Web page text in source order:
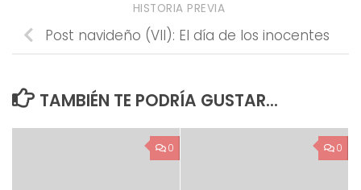
HISTORIA PREVIA
Post navideño (VII): El día de los inocentes
TAMBIÉN TE PODRÍA GUSTAR...
0 0